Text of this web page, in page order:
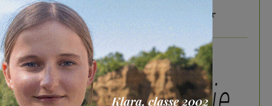
Gita di famiglia a Firenze: 5 idee per far
divertire i tuoi figli